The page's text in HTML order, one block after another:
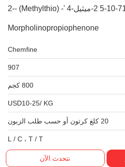
البنفسجية907 كاس 71868-10-5 2-ميثيل-4 '- (Methylthio) -2-
Morpholinopropiophenone
Chemfine
907
800 كجم
USD10-25/ KG
20 كلغ كرتون أو حسب طلب الزبون
L / C ، T / T
نتحدث الآن